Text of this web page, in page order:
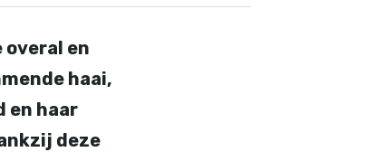
overal en
haai,
en haar
deze